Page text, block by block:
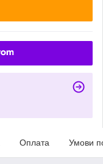
Оплата Умови